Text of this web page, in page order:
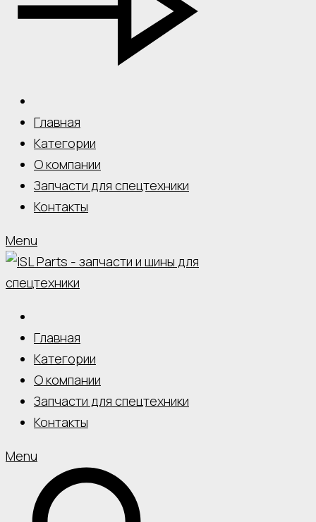
Главная
Категории
О компании
Запчасти для спецтехники
Контакты
Menu
Главная
Категории
О компании
Запчасти для спецтехники
Контакты
Menu